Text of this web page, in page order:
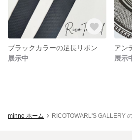
ブラックカラーの足長リボン
展示中
展示
minne ホーム RICOTOWARL'S GALLERY